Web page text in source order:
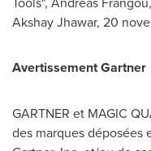
Akshay Jhawar, 20
Avertissement Gartner
GARTNER et MAGIC
des marques déposées